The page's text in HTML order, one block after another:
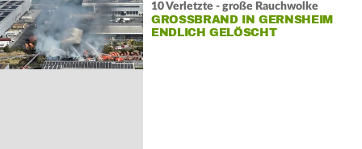
10 Verletzte - große Rauchwolke
GROSSBRAND IN GERNSHEIM E
NDLICH GELÖSCHT